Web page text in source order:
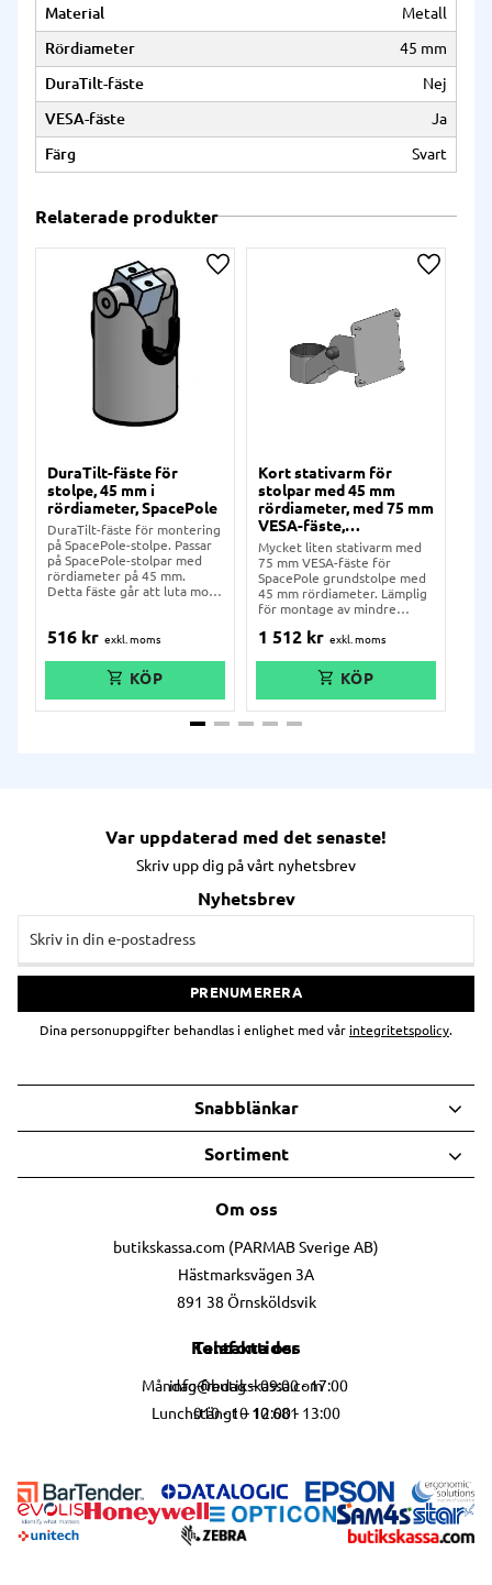
Material
Metall
Rördiameter
45 mm
DuraTilt-fäste
Nej
VESA-fäste
Ja
Färg
Svart
Relaterade produkter
DuraTilt-fäste för
stolpe, 45 mm i
rördiameter, SpacePole
DuraTilt-fäste för montering
på SpacePole-stolpe. Passar
på SpacePole-stolpar med
rördiameter på 45 mm.
Detta fäste går att luta mot
516 kr
Lägg till i önskelista
Kort stativarm för
stolpar med 45 mm
rördiameter, med 75 mm
VESA-fäste,
Vinklingsbart,
SpacePole
Mycket liten stativarm med
75 mm VESA-fäste för
SpacePole grundstolpe med
45 mm rördiameter. Lämplig
för montage av mindre
med fäste enligt VESA-
användas för kassaskärm.
1 512 kr
Lägg till
Var uppdaterad med det senaste!
Skriv upp dig på vårt nyhetsbrev
Nyhetsbrev
PRENUMERERA
Dina personuppgifter behandlas i enlighet med vår integritetspolicy.
Om oss
butikskassa.com (PARMAB Sverige AB)
Hästmarksvägen 3A
891 38 Örnsköldsvik
Kontakta oss
info@butikskassa.com
010 - 10 10 681
Telefontider
Måndag-fredag – 09:00 - 17:00
Lunchstängt – 12:00 - 13:00
Snabblänkar
Sortiment